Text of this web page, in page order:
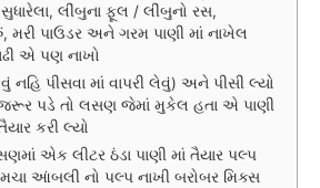
સુધારેલા, લીંબુના ફૂલ / લીંબુનો રસ,
પાઉડર અને ગરમ પાણી માં નાખેલ
એ પણ નાખો
નહિ પીસવા માં વાપરી લેવું) અને પીસી લ્યો
પડે તો લસણ જેમાં મુકેલ હતા એ પાણી
કરી લ્યો
એક લીટર ઠંડા પાણી માં તૈયાર પલ્પ
આંબલી નો પલ્પ નાખી બરોબર મિક્સ